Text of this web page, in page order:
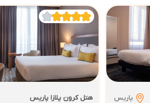
پاریس هتل کرون پلازا پاریس